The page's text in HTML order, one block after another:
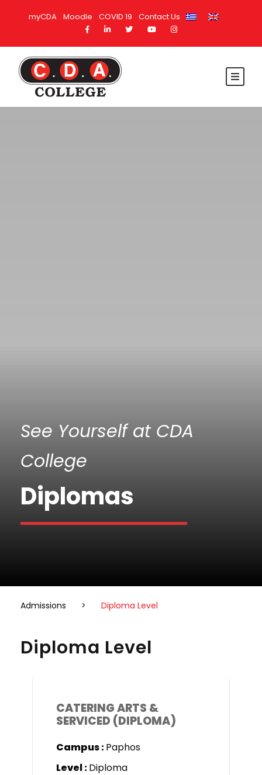
myCDA Moodle COVID 19 Contact Us
See Yourself at CDA
College
Diplomas
Admissions > Diploma Level
Diploma Level
CATERING ARTS &
SERVICED (DIPLOMA)
Campus :Paphos
Level :Diploma